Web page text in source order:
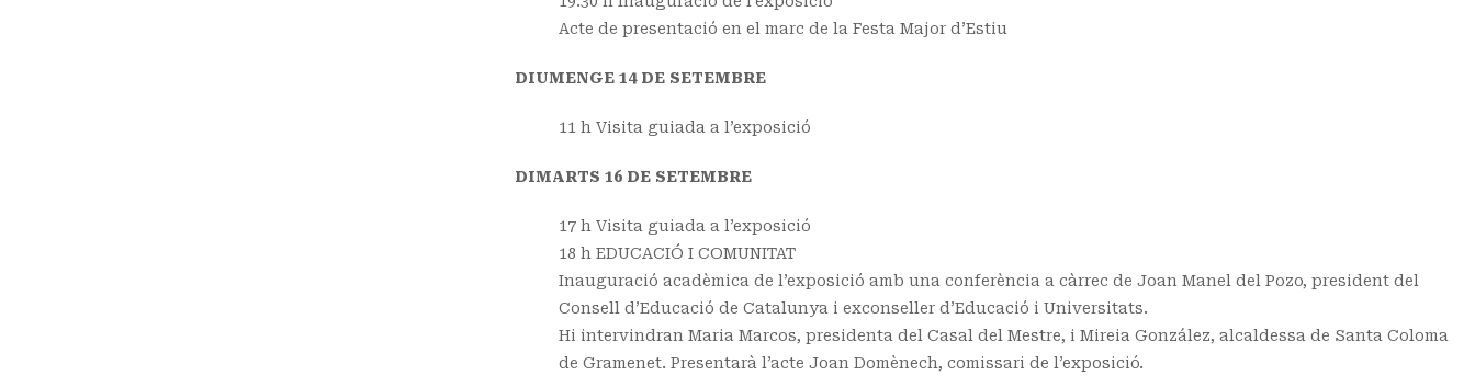
Acte de presentació en el marc de la Festa Major d’Estiu
DIUMENGE 14 DE SETEMBRE
11 h Visita guiada a l’exposició
DIMARTS 16 DE SETEMBRE
17 h Visita guiada a l’exposició
18 h EDUCACIÓ I COMUNITAT
Inauguració acadèmica de l’exposició amb una conferència a càrrec de Joan Manel del Pozo, president del
Consell d’Educació de Catalunya i exconseller d’Educació i Universitats.
Hi intervindran Maria Marcos, presidenta del Casal del Mestre, i Mireia González, alcaldessa de Santa Coloma
de Gramenet. Presentarà l’acte Joan Domènech, comissari de l’exposició.